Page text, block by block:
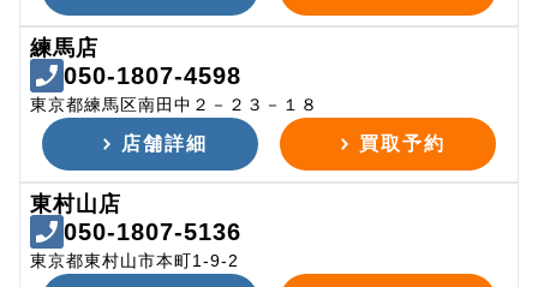
練馬店
050-1807-4598
東京都練馬区南田中２－２３－１８
店舗詳細 買取予約
東村山店
050-1807-5136
東京都東村山市本町1-9-2